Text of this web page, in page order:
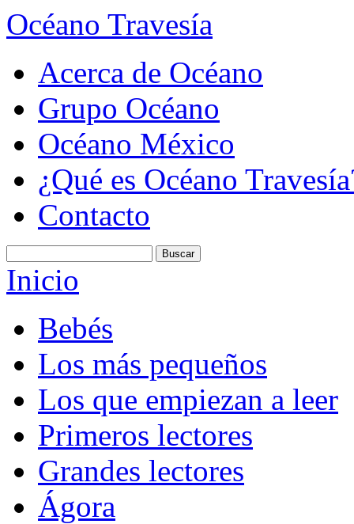
Océano Travesía
Acerca de Océano
Grupo Océano
Océano México
¿Qué es Océano
Contacto
Inicio
Bebés
Los más pequeños
Los que empiezan a leer
Primeros lectores
Grandes lectores
Ágora